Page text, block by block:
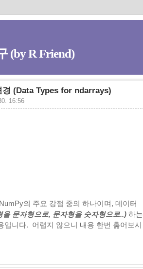
(by R Friend)
(Data Types for ndarrays)
16:56
의 주요 강점 중의 하나이며, 데이터
을 문자형으로, 문자형을 숫자형으로..) 하는
니다. 어렵지 않으니 내용 한번 훓어보시